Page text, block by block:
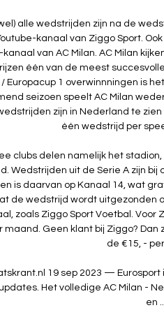
alle wedstrijden zijn na de
kanaal van Ziggo Sport.
kanaal van AC Milan. AC Milan
één van de meest
Europacup 1 overwinnningen is
seizoen speelt AC Milan
zijn in Nederland te zien
één wedstrijd per
clubs delen namelijk het
Wedstrijden uit de Serie A zijn bij
is daarvan op Kanaal 14, wat
de wedstrijd wordt uitgezonden
zoals Ziggo Sport Voetbal.
maand. Geen klant bij Ziggo?
de €15, -
19 sep 2023 — Eurosport
Het volledige AC Milan -
en